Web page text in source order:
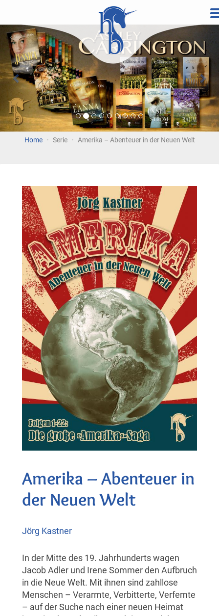
InhaltVorherige
Home Serie Amerika – Abenteuer in der Neuen Welt
Amerika – Abenteuer in
der Neuen Welt
Jörg Kastner
In der Mitte des 19. Jahrhunderts wagen
Jacob Adler und Irene Sommer den Aufbruch
in die Neue Welt. Mit ihnen sind zahllose
Menschen – Verarmte, Verbitterte, Verfemte
– auf der Suche nach einer neuen Heimat